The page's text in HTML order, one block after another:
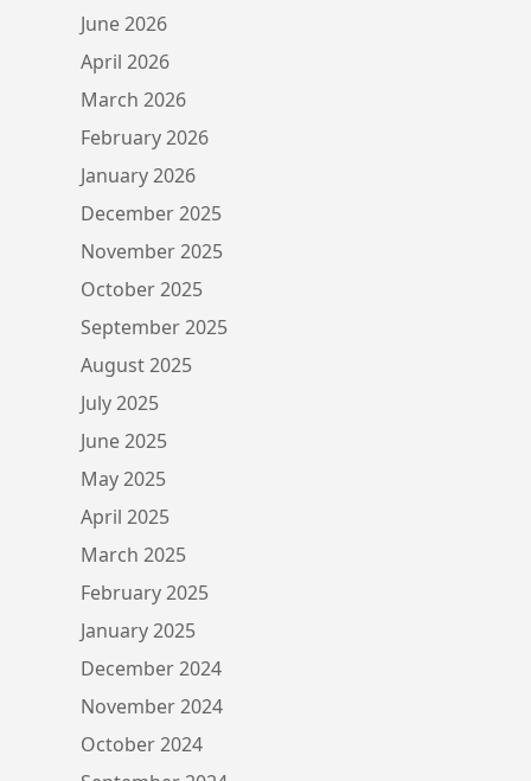
June 2026
April 2026
March 2026
February 2026
January 2026
December 2025
November 2025
October 2025
September 2025
August 2025
July 2025
June 2025
May 2025
April 2025
March 2025
February 2025
January 2025
December 2024
November 2024
October 2024